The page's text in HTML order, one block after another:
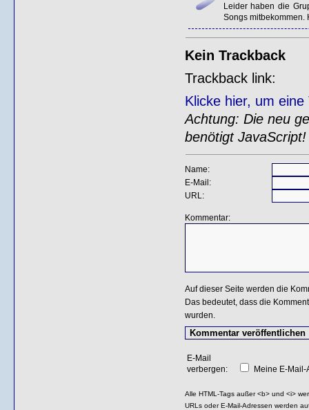
Leider haben die
Songs mitbekommen.
Kein Trackback
Trackback link:
Klicke hier, um
Achtung: Die neu
benötigt JavaScript!
Name:
E-Mail:
URL:
Kommentar:
Auf dieser Seite werden die
Das bedeutet, dass die
wurden.
E-Mail
verbergen:
Meine E-
Alle HTML-Tags außer <b> und <i>
URLs oder E-Mail-Adressen werden